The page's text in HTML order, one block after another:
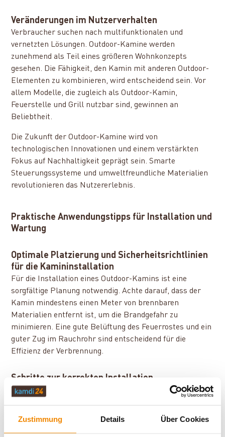
Zustimmung Details Über Cookies
Veränderungen im Nutzerverhalten
Verbraucher suchen nach multifunktionalen und
vernetzten Lösungen. Outdoor-Kamine werden
zunehmend als Teil eines größeren Wohnkonzepts
gesehen. Die Fähigkeit, den Kamin mit anderen Outdoor-
Elementen zu kombinieren, wird entscheidend sein. Vor
allem Modelle, die zugleich als Outdoor-Kamin,
Feuerstelle und Grill nutzbar sind, gewinnen an
Beliebtheit.
Die Zukunft der Outdoor-Kamine wird von
technologischen Innovationen und einem verstärkten
Fokus auf Nachhaltigkeit geprägt sein. Smarte
Steuerungssysteme und umweltfreundliche Materialien
revolutionieren das Nutzererlebnis.
Praktische Anwendungstipps für Installation und
Wartung
Optimale Platzierung und Sicherheitsrichtlinien
für die Kamininstallation
Für die Installation eines Outdoor-Kamins ist eine
sorgfältige Planung notwendig. Achte darauf, dass der
Kamin mindestens einen Meter von brennbaren
Materialien entfernt ist, um die Brandgefahr zu
minimieren. Eine gute Belüftung des Feuerrostes und ein
guter Zug im Rauchrohr sind entscheidend für die
Effizienz der Verbrennung.
Schritte zur korrekten Installation
Standortwahl:
Wähle einen offenen Bereich, der
Fundament und Stabilität: